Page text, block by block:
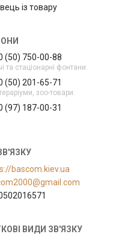
із товару
(50) 750-00-88
та стаціонарні фонтани.
(50) 201-65-71
зоо-товари.
(97) 187-00-31
bascom.kiev.ua